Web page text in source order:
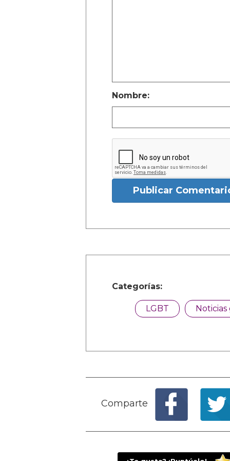
Nombre:
Publicar
Categorías:
LGBT Noticias
Comparte